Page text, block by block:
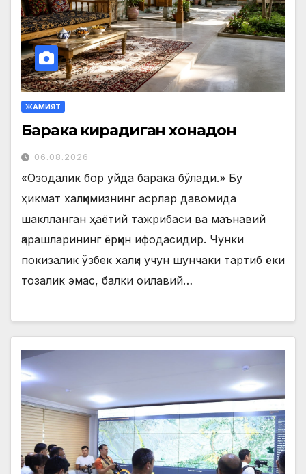
ЖАМИЯТ
Барака кирадиган хонадон
06.08.2026
«Озодалик бор уйда барака бўлади.» Бу
ҳикмат халқимизнинг асрлар давомида
шаклланган ҳаётий тажрибаси ва маънавий
қарашларининг ёрқин ифодасидир. Чунки
покизалик ўзбек халқи учун шунчаки тартиб ёки
тозалик эмас, балки оилавий…